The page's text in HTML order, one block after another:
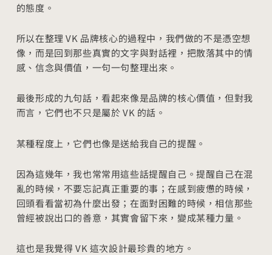
的態度。
所以在整理 VK 品牌核心的過程中，我們做的不是憑空想
像，而是回到那些真實的文字與對話裡，把散落其中的情
感、信念與價值，一句一句整理出來。
最後形成的九句話，看起來像是品牌的核心價值，但對我
而言，它們也不只是屬於 VK 的話。
某種程度上，它們也像是送給我自己的提醒。
因為這幾年，我也常常用這些話提醒自己。提醒自己在混
亂的時候，不要忘記真正重要的事；在感到疲憊的時候，
回頭看看當初為什麼出發；在面對困難的時候，相信那些
曾經被說出口的善意，其實會留下來，變成某種力量。
這也是我覺得 VK 這次設計最珍貴的地方。